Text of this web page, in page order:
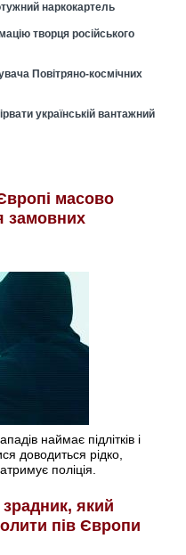
наркокартель
творця російського
Повітряно-космічних
українській вантажний
масово
замовних
наймає підлітків і
доводиться рідко,
поліція.
який
пів Європи